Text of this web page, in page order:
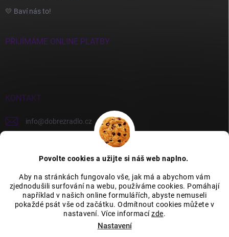
Povolte cookies a užijte si náš web naplno.
Aby na stránkách fungovalo vše, jak má a abychom vám
zjednodušili surfování na webu, používáme cookies. Pomáhají
například v našich online formulářích, abyste nemuseli
pokaždé psát vše od začátku. Odmítnout cookies můžete v
nastavení. Více informacízde.
Nastavení
💛 Baví nás to!
PŘIJÍMÁME ONLINE PLATBY
KONTAKT
info@dobrezradlo.cz
Category Icons by Freepik Category Icons by Icons8
. Všechna práva vyhrazena.